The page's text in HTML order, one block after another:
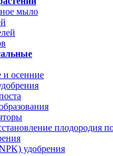
мыло
и осенние
плодородия
удобрения